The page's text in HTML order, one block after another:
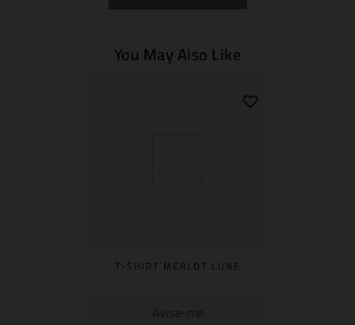
You May Also Like
T-SHIRT MERLOT LUNE